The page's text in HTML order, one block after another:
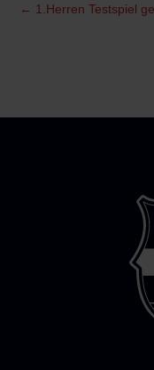
← 1.Herren Testspiel